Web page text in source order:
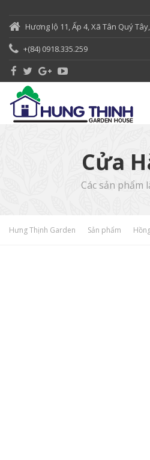
Hương lộ 11, Ấp 4, Xã Tân Quý
+(84) 0918.335.259
Cửa
Các sản phẩm
Hưng Thịnh Garden Sản phẩm